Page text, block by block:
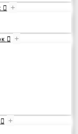
+
+
+